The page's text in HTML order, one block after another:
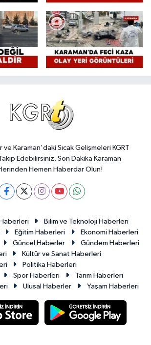
ve Karaman'daki Sıcak Gelişmeleri KGRT
Edebilirsiniz. Son Dakika Karaman
Hemen Haberdar Olun!
Bilim ve Teknoloji Haberleri
Eğitim Haberleri
Ekonomi Haberleri
Güncel Haberler
Gündem Haberleri
Kültür ve Sanat Haberleri
Politika Haberleri
Spor Haberleri
Tarım Haberleri
Ulusal Haberler Yaşam Haberleri